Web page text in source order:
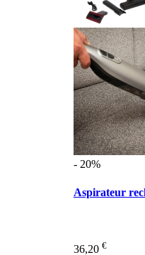
- 20%
Aspirateur
36,20 €